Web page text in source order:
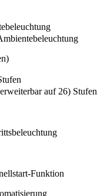
auf 26) Stufen
Funktion